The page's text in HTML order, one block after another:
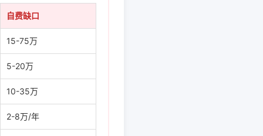
自费缺口
15-75万
5-20万
10-35万
2-8万/年